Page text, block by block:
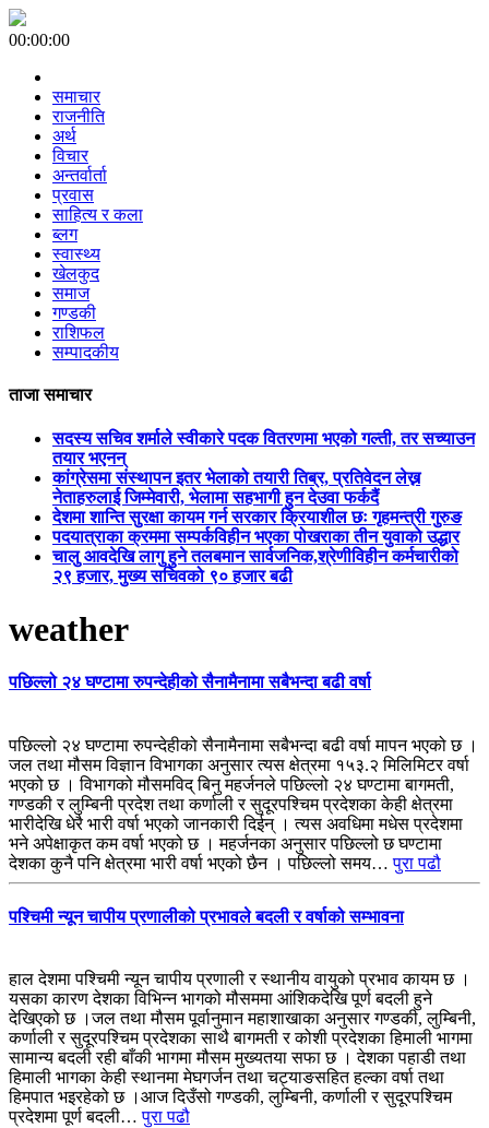
00:00:00
समाचार
राजनीति
अर्थ
विचार
अन्तर्वार्ता
प्रवास
साहित्य र कला
ब्लग
स्वास्थ्य
खेलकुद
समाज
गण्डकी
राशिफल
सम्पादकीय
ताजा समाचार
सदस्य सचिव शर्माले स्वीकारे पदक वितरणमा भएको गल्ती, तर सच्याउन
तयार भएनन्
कांग्रेसमा संस्थापन इतर भेलाको तयारी तिब्र, प्रतिवेदन लेख्न
नेताहरुलाई जिम्मेवारी, भेलामा सहभागी हुन देउवा फर्कदैं
देशमा शान्ति सुरक्षा कायम गर्न सरकार क्रियाशील छः गृहमन्त्री गुरुङ
पदयात्राका क्रममा सम्पर्कविहीन भएका पोखराका तीन युवाको उद्धार
चालु आवदेखि लागु हुने तलबमान सार्वजनिक,श्रेणीविहीन कर्मचारीको
२९ हजार, मुख्य सचिवको ९० हजार बढी
weather
पछिल्लो २४ घण्टामा रुपन्देहीको सैनामैनामा सबैभन्दा बढी वर्षा
पछिल्लो २४ घण्टामा रुपन्देहीको सैनामैनामा सबैभन्दा बढी वर्षा मापन भएको छ ।
जल तथा मौसम विज्ञान विभागका अनुसार त्यस क्षेत्रमा १५३.२ मिलिमिटर वर्षा
भएको छ । विभागको मौसमविद् बिनु महर्जनले पछिल्लो २४ घण्टामा बागमती,
गण्डकी र लुम्बिनी प्रदेश तथा कर्णाली र सुदूरपश्चिम प्रदेशका केही क्षेत्रमा
भारीदेखि धेरै भारी वर्षा भएको जानकारी दिईन् । त्यस अवधिमा मधेस प्रदेशमा
भने अपेक्षाकृत कम वर्षा भएको छ । महर्जनका अनुसार पछिल्लो छ घण्टामा
देशका कुनै पनि क्षेत्रमा भारी वर्षा भएको छैन । पछिल्लो समय…पुरा पढौ
पश्चिमी न्यून चापीय प्रणालीको प्रभावले बदली र वर्षाको सम्भावना
हाल देशमा पश्चिमी न्यून चापीय प्रणाली र स्थानीय वायुको प्रभाव कायम छ ।
यसका कारण देशका विभिन्न भागको मौसममा आंशिकदेखि पूर्ण बदली हुने
देखिएको छ ।जल तथा मौसम पूर्वानुमान महाशाखाका अनुसार गण्डकी, लुम्बिनी,
कर्णाली र सुदूरपश्चिम प्रदेशका साथै बागमती र कोशी प्रदेशका हिमाली भागमा
सामान्य बदली रही बाँकी भागमा मौसम मुख्यतया सफा छ । देशका पहाडी तथा
हिमाली भागका केही स्थानमा मेघगर्जन तथा चट्याङसहित हल्का वर्षा तथा
हिमपात भइरहेको छ ।आज दिउँसो गण्डकी, लुम्बिनी, कर्णाली र सुदूरपश्चिम
प्रदेशमा पूर्ण बदली…पुरा पढौ